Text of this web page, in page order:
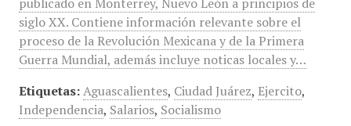
siglo XX. Contiene información relevante sobre el
proceso de la Revolución Mexicana y de la Primera
Guerra Mundial, además incluye noticas locales y…
Etiquetas: Aguascalientes, Ciudad Juárez, Ejercito,
Independencia, Salarios, Socialismo